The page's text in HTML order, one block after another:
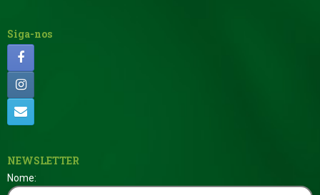
Siga-nos
NEWSLETTER
Nome: